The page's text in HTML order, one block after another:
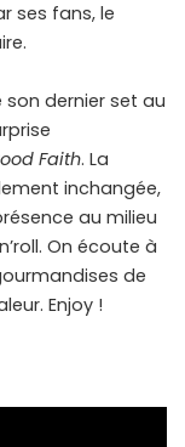
ses fans, le
dernier set au
Faith. La
inchangée,
au milieu
On écoute à
de
Enjoy !